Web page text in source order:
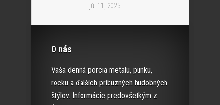
júl 11, 2025
O nás
Vaša denná porcia metalu, punku,
rocku a ďalších príbuzných hudobných
štýlov. Informácie predovšetkým z